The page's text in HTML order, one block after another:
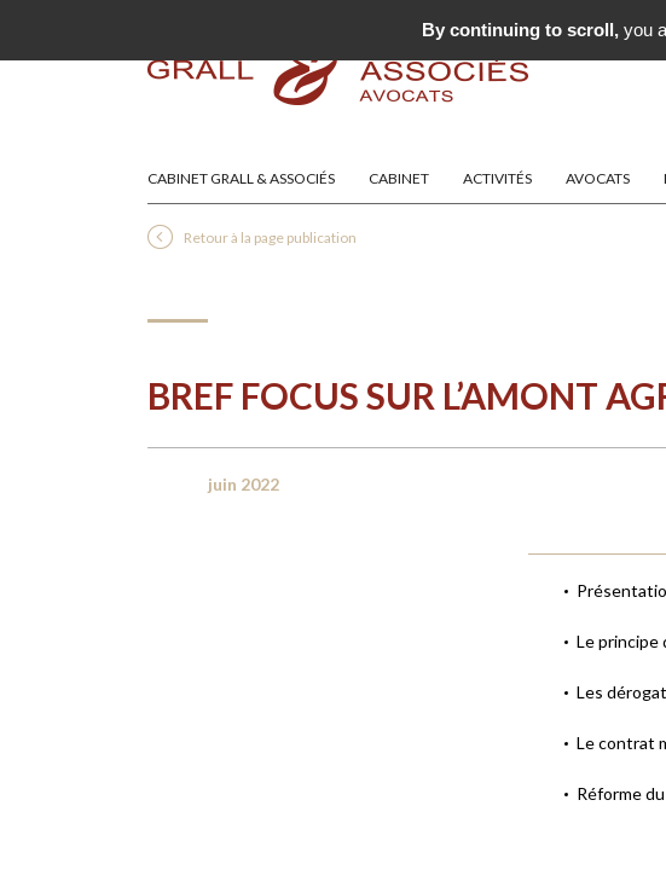
CABINET GRALL & ASSOCIÉS CABINET ACTIVITÉS AVOCATS
Retour à la page publication
BREF FOCUS SUR L’AMONT
juin 2022
Le principe
Les
Le contrat
Réforme
By continuing to scroll, you